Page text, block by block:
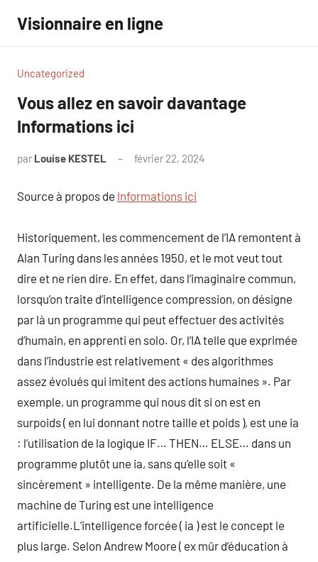
contenu
Visionnaire en ligne
Uncategorized
Vous allez en savoir davantage
Informations ici
par Louise KESTEL février 22, 2024
Source à propos de Informations ici
Historiquement, les commencement de l’IA remontent à
Alan Turing dans les années 1950, et le mot veut tout
dire et ne rien dire. En effet, dans l’imaginaire commun,
lorsqu’on traite d’intelligence compression, on désigne
par là un programme qui peut effectuer des activités
d’humain, en apprenti en solo. Or, l’IA telle que exprimée
dans l’industrie est relativement « des algorithmes
assez évolués qui imitent des actions humaines ». Par
exemple, un programme qui nous dit si on est en
surpoids ( en lui donnant notre taille et poids ), est une ia
: l’utilisation de la logique IF… THEN… ELSE… dans un
programme plutôt une ia, sans qu’elle soit «
sincèrement » intelligente. De la même manière, une
machine de Turing est une intelligence
artificielle.L’intelligence forcée ( ia ) est le concept le
plus large. Selon Andrew Moore ( ex mûr d’éducation à